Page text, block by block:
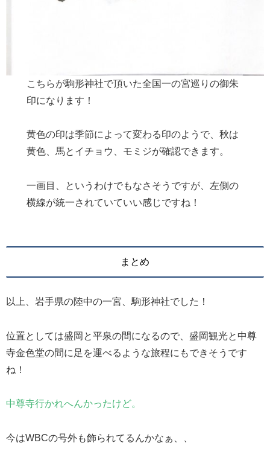
こちらが駒形神社で頂いた全国一の宮巡りの御朱
印になります！
黄色の印は季節によって変わる印のようで、秋は
黄色、馬とイチョウ、モミジが確認できます。
一画目、というわけでもなさそうですが、左側の
横線が統一されていていい感じですね！
まとめ
以上、岩手県の陸中の一宮、駒形神社でした！
位置としては盛岡と平泉の間になるので、盛岡観光と中尊
寺金色堂の間に足を運べるような旅程にもできそうです
ね！
中尊寺行かれへんかったけど。
今はWBCの号外も飾られてるんかなぁ、、